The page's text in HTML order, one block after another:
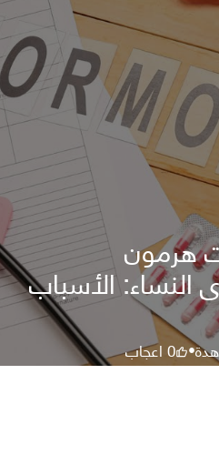
هرمون
النساء: الأسباب
•
0اعجاب